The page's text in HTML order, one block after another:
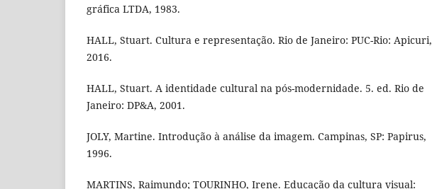
gráfica LTDA, 1983.
HALL, Stuart. Cultura e representação. Rio de Janeiro: PUC-Rio: Apicuri,
2016.
HALL, Stuart. A identidade cultural na pós-modernidade. 5. ed. Rio de
Janeiro: DP&A, 2001.
JOLY, Martine. Introdução à análise da imagem. Campinas, SP: Papirus,
1996.
MARTINS, Raimundo; TOURINHO, Irene. Educação da cultura visual: